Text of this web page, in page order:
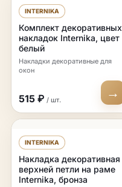
INTERNIKA
Комплект декоративных
накладок Internika, цвет
белый
Накладки декоративные для
окон
515 ₽ / шт. →
INTERNIKA
Накладка декоративная
верхней петли на раме
Internika, бронза